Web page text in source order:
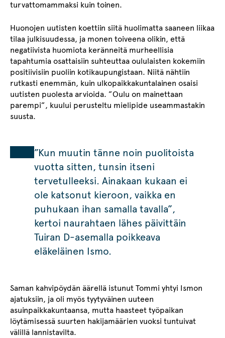
turvattomammaksi kuin toinen.
Huonojen uutisten koettiin siitä huolimatta saaneen liikaa
tilaa julkisuudessa, ja monen toiveena olikin, että
negatiivista huomiota keränneitä murheellisia
tapahtumia osattaisiin suhteuttaa oululaisten kokemiin
positiivisiin puoliin kotikaupungistaan. Niitä nähtiin
rutkasti enemmän, kuin ulkopaikkakuntalainen osaisi
uutisten puolesta arvioida. ”Oulu on mainettaan
parempi”, kuului perusteltu mielipide useammastakin
suusta.
”Kun muutin tänne noin puolitoista
vuotta sitten, tunsin itseni
tervetulleeksi. Ainakaan kukaan ei
ole katsonut kieroon, vaikka en
puhukaan ihan samalla tavalla”,
kertoi naurahtaen lähes päivittäin
Tuiran D-asemalla poikkeava
eläkeläinen Ismo.
Saman kahvipöydän äärellä istunut Tommi yhtyi Ismon
ajatuksiin, ja oli myös tyytyväinen uuteen
asuinpaikkakuntaansa, mutta haasteet työpaikan
löytämisessä suurten hakijamäärien vuoksi tuntuivat
välillä lannistavilta.